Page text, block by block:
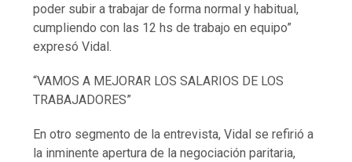
poder subir a trabajar de forma normal y habitual,
cumpliendo con las 12 hs de trabajo en equipo”
expresó Vidal.
“VAMOS A MEJORAR LOS SALARIOS DE LOS
TRABAJADORES”
En otro segmento de la entrevista, Vidal se refirió a
la inminente apertura de la negociación paritaria,